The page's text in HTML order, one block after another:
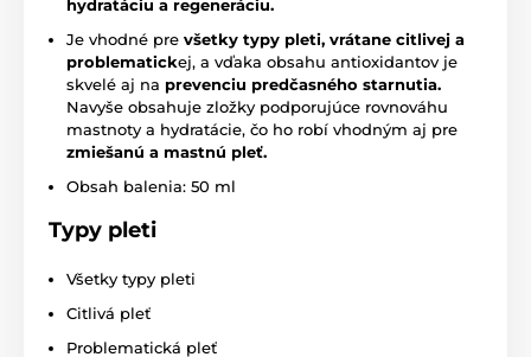
hydratáciu a regeneráciu.
Je vhodné pre všetky typy pleti, vrátane citlivej a
problematickej, a vďaka obsahu antioxidantov je
skvelé aj na prevenciu predčasného starnutia.
Navyše obsahuje zložky podporujúce rovnováhu
mastnoty a hydratácie, čo ho robí vhodným aj pre
zmiešanú a mastnú pleť.
Obsah balenia: 50 ml
Typy pleti
Všetky typy pleti
Citlivá pleť
Problematická pleť